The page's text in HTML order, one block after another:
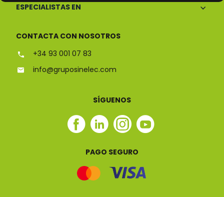
ESPECIALISTAS EN
CONTACTA CON NOSOTROS
+34 93 001 07 83
info@gruposinelec.com
SÍGUENOS
Facebook
Linkedin
Instagram
Youtube
PAGO SEGURO